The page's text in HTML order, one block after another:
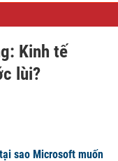
Kinh tế
lùi?
sao Microsoft muốn